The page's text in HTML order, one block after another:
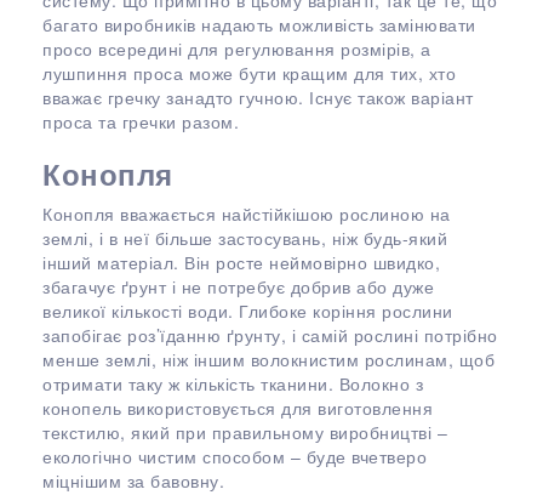
багато виробників надають можливість замінювати
просо всередині для регулювання розмірів, а
лушпиння проса може бути кращим для тих, хто
вважає гречку занадто гучною. Існує також варіант
проса та гречки разом.
Конопля
Конопля вважається найстійкішою рослиною на
землі, і в неї більше застосувань, ніж будь-який
інший матеріал. Він росте неймовірно швидко,
збагачує ґрунт і не потребує добрив або дуже
великої кількості води. Глибоке коріння рослини
запобігає роз’їданню ґрунту, і самій рослині потрібно
менше землі, ніж іншим волокнистим рослинам, щоб
отримати таку ж кількість тканини. Волокно з
конопель використовується для виготовлення
текстилю, який при правильному виробництві –
екологічно чистим способом – буде вчетверо
міцнішим за бавовну.